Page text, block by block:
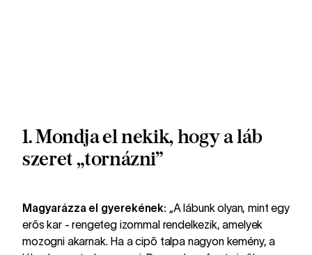
1. Mondja el nekik, hogy a láb
szeret „tornázni”
Magyarázza el gyerekének: „A lábunk olyan, mint egy
erős kar - rengeteg izommal rendelkezik, amelyek
mozogni akarnak. Ha a cipő talpa nagyon kemény, a